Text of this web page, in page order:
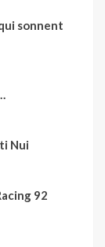
sonnent
Nui
92